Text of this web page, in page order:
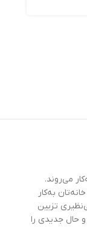
می‌روند.
به‌کار
تزیین
حال جدیدی را